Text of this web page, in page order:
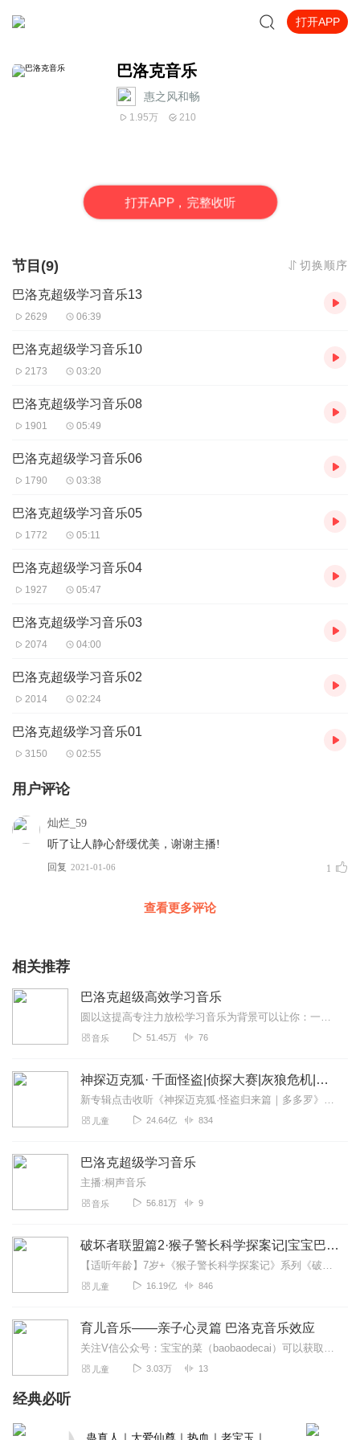
打开APP
巴洛克音乐
惠之风和畅
1.95万 210
打开APP，完整收听
节目(9) 切换顺序
巴洛克超级学习音乐13
2629 06:39
巴洛克超级学习音乐10
2173 03:20
巴洛克超级学习音乐08
1901 05:49
巴洛克超级学习音乐06
1790 03:38
巴洛克超级学习音乐05
1772 05:11
巴洛克超级学习音乐04
1927 05:47
巴洛克超级学习音乐03
2074 04:00
巴洛克超级学习音乐02
2014 02:24
巴洛克超级学习音乐01
3150 02:55
用户评论
灿烂_59
听了让人静心舒缓优美，谢谢主播!
回复 2021-01-06 1
查看更多评论
相关推荐
巴洛克超级高效学习音乐
圆以这提高专注力放松学习音乐为背景可以让你：一、快速完成工作或作业，学习速度将提高5—10倍；二、大脑充满活力，思维敏捷，常有灵感出现；...
音乐 51.45万 76
神探迈克狐· 千面怪盗|侦探大赛|灰狼危机|多多罗
新专辑点击收听《神探迈克狐·怪盗归来篇｜多多罗》！！！>>>点击进入主播橱窗购买《神探迈克狐》系列图书吧!<<<多多罗故事【点击前往】收听多多罗其他好玩有趣的故...
儿童 24.64亿 834
巴洛克超级学习音乐
主播:桐声音乐
音乐 56.81万 9
破坏者联盟篇2·猴子警长科学探案记|宝宝巴士故事
【适听年龄】7岁+《猴子警长科学探案记》系列《破坏者联盟篇1·猴子警长科学探案记》>>>《破坏者联盟篇2·猴子警长科学探案记》>>>《破坏者联盟篇3·猴子警长科...
儿童 16.19亿 846
育儿音乐——亲子心灵篇 巴洛克音乐效应
关注V信公众号：宝宝的菜（baobaodecai）可以获取更多育儿视频和电子书。
儿童 3.03万 13
经典必听